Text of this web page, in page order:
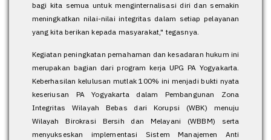
bagi kita semua untuk menginternalisasi diri dan semakin
meningkatkan nilai-nilai integritas dalam setiap pelayanan
yang kita berikan kepada masyarakat," tegasnya.
Kegiatan peningkatan pemahaman dan kesadaran hukum ini
merupakan bagian dari program kerja UPG PA Yogyakarta.
Keberhasilan kelulusan mutlak 100% ini menjadi bukti nyata
keseriusan PA Yogyakarta dalam Pembangunan Zona
Integritas Wilayah Bebas dari Korupsi (WBK) menuju
Wilayah Birokrasi Bersih dan Melayani (WBBM) serta
menyukseskan implementasi Sistem Manajemen Anti